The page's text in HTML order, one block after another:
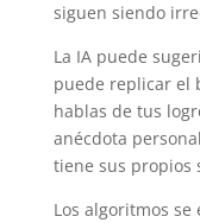
siguen siendo
La IA puede
puede replicar el
hablas de tus
anécdota
tiene sus propios
Los algoritmos